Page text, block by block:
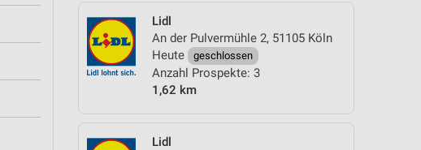
Lidl
An der Pulvermühle 2, 51105 Köln
Heute
geschlossen
Anzahl Prospekte: 3
1,62 km
Lidl